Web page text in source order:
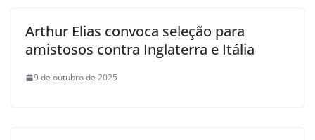
Arthur Elias convoca seleção para
amistosos contra Inglaterra e Itália
9 de outubro de 2025